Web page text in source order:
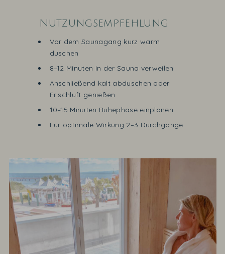
Nutzungsempfehlung
Vor dem Saunagang kurz warm
duschen
8–12 Minuten in der Sauna verweilen
Anschließend kalt abduschen oder
Frischluft genießen
10–15 Minuten Ruhephase einplanen
Für optimale Wirkung 2–3 Durchgänge